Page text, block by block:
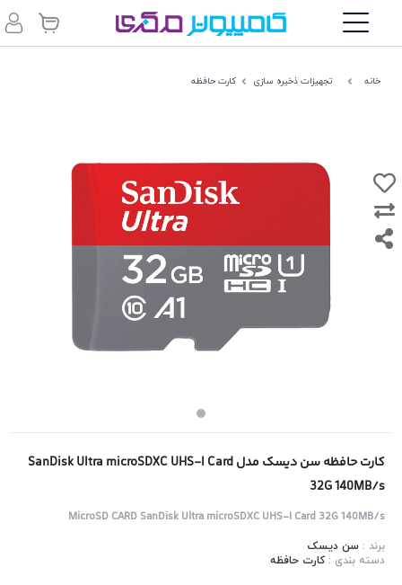
خانه تجهیزات ذخیره سازی کارت حافظه
کارت حافظه سن دیسک مدل SanDisk Ultra microSDXC UHS-I Card
32G 140MB/s
MicroSD CARD SanDisk Ultra microSDXC UHS-I Card 32G 140MB/s
برند :سن دیسک
دسته بندی :کارت حافظه